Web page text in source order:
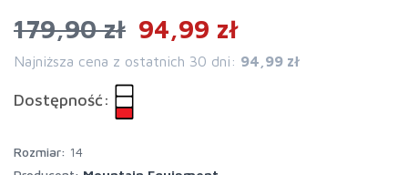
179,90 zł 94,99 zł
Najniższa cena z ostatnich 30 dni: 94,99 zł
Dostępność:
rozmiar: 14